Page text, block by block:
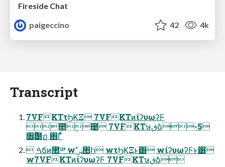
Fireside Chat
paigeccino
42 4k
Transcript
7VFKTτϦϏΞ 7VFKTͷίʔυωʔϜ
೥݄೔ 7VFKTษڧձ-5
৿Ӭ఩ฏ ΋Γͯͭ
 ࠓճͷ಺༰ wࣗݾ঺հ wτϦϏΞͱ͸ wίʔυωʔϜͱ͸
w7VFKTͷίʔυωʔϜ 7VFKTษڧձ